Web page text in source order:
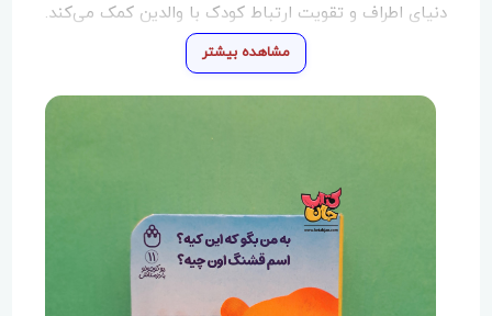
دنیای اطراف و تقویت ارتباط کودک با والدین کمک می‌کند.
اگر به‌دنبال یک کتاب کودکانه باکیفیت و آموزشی
هستید، پوکوچولو با دوستاش بهترین گزینه است!
مشاهده بیشتر